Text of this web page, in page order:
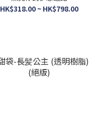
HK$318.00 ~ HK$798.00